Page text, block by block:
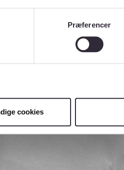
Præferencer
cookies